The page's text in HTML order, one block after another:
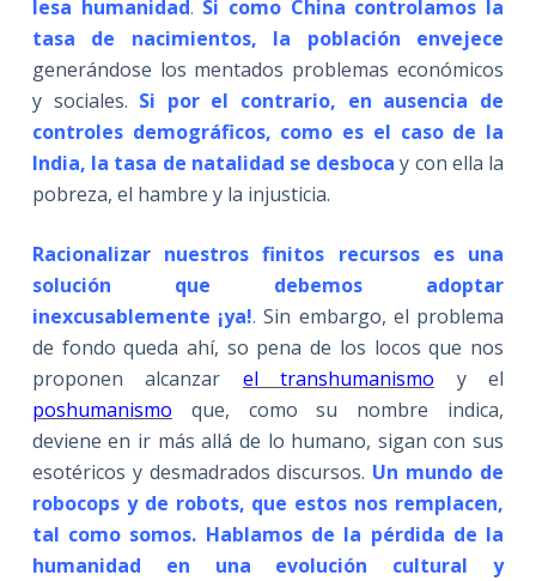
lesa humanidad. Si como China controlamos la
tasa de nacimientos, la población envejece
generándose los mentados problemas económicos
y sociales. Si por el contrario, en ausencia de
controles demográficos, como es el caso de la
India, la tasa de natalidad se desboca y con ella la
pobreza, el hambre y la injusticia.
Racionalizar nuestros finitos recursos es una
solución que debemos adoptar
inexcusablemente ¡ya!. Sin embargo, el problema
de fondo queda ahí, so pena de los locos que nos
proponen alcanzar el transhumanismo y el
poshumanismo que, como su nombre indica,
deviene en ir más allá de lo humano, sigan con sus
esotéricos y desmadrados discursos. Un mundo de
robocops y de robots, que estos nos remplacen,
tal como somos. Hablamos de la pérdida de la
humanidad en una evolución cultural y